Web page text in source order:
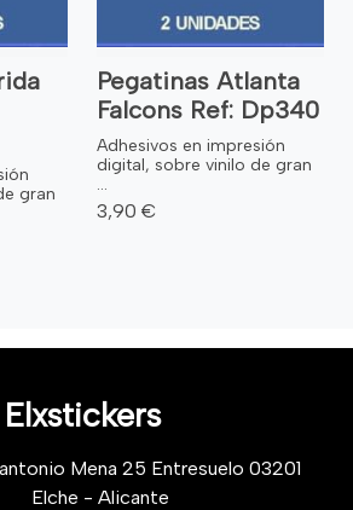
gran
Pegatinas Atlanta
Falcons Ref: Dp340
Adhesivos en impresión
digital, sobre vinilo de gran
...
3,90 €
Elxstickers
Mena 25 Entresuelo 03201
Elche - Alicante